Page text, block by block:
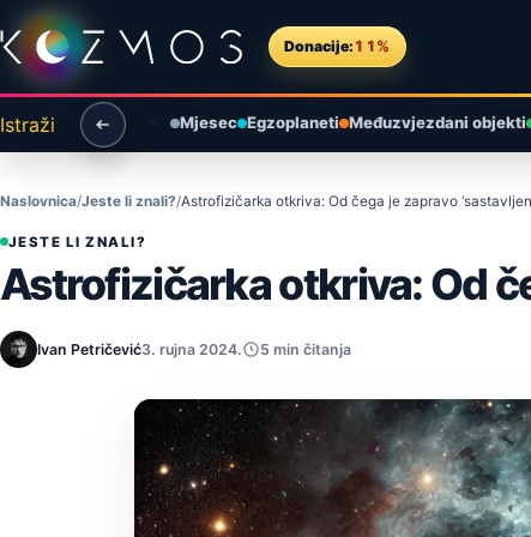
Preskoči na sadržaj
Donacije: 11%
Istraži Mjesec Egzoplaneti Međuzvjezdani objekti
Naslovnica Jeste li znali? Astrofizičarka otkriva: Od čega je zapravo
JESTE LI ZNALI?
Astrofizičarka otkriva: Od
Ivan Petričević3. rujna 2024. 5 min čitanja